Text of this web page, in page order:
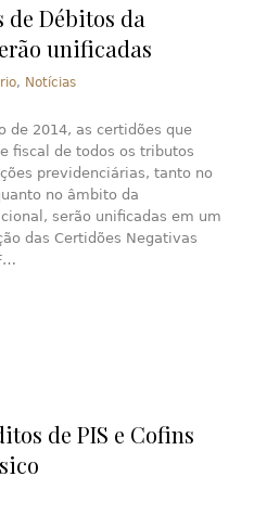
de Débitos da
unificadas
, Notícias
de 2014, as certidões que
fiscal de todos os tributos
previdenciárias, tanto no
no âmbito da
serão unificadas em um
das Certidões Negativas
de PIS e Cofins